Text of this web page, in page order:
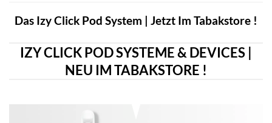
Das Izy Click Pod System | Jetzt Im Tabakstore !
IZY CLICK POD SYSTEME & DEVICES |
NEU IM TABAKSTORE !